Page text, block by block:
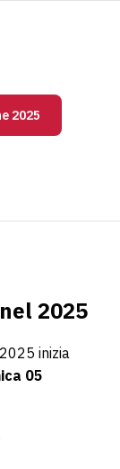
2025
2025
inizia
05